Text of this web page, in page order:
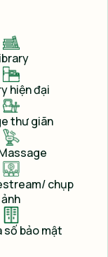
kiện
gian ngoài
tại TINI
hiện đại
thư giãn
chụp
ảnh
số bảo mật